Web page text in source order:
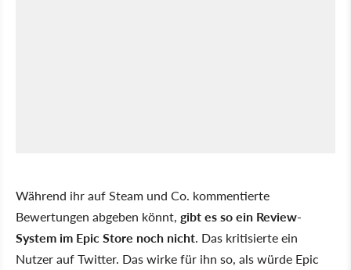
Während ihr auf Steam und Co. kommentierte
Bewertungen abgeben könnt, gibt es so ein Review-
System im Epic Store noch nicht. Das kritisierte ein
Nutzer auf Twitter. Das wirke für ihn so, als würde Epic